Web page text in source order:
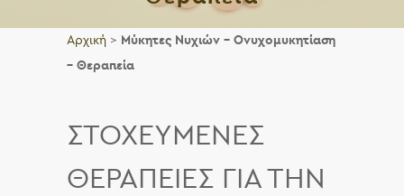
Αρχική > Μύκητες Νυχιών – Ονυχομυκητίαση
– Θεραπεία
ΣΤΟΧΕΥΜΕΝΕΣ
ΘΕΡΑΠΕΙΕΣ ΓΙΑ ΤΗΝ